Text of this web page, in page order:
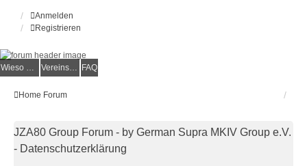
Anmelden
Registrieren
Wieso der e.V.? Vereinsmitglied werden FAQ
Home Forum
JZA80 Group Forum - by German Supra MKIV Group e.V.
- Datenschutzerklärung